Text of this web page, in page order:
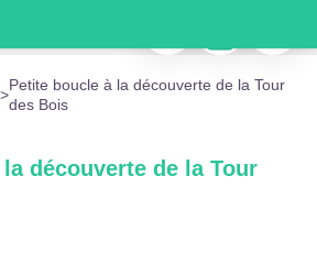
de la Tour des Bois
Voir l'image en plein écran
>
Petite boucle à la découverte de la Tour
des Bois
découverte de la Tour